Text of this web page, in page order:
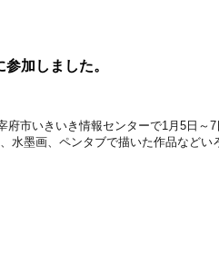
加しました。
市いきいき情報センターで1月5日～
水墨画、ペンタブで描いた作品などい